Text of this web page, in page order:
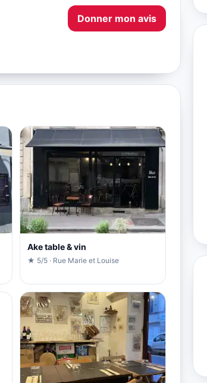
Donner mon avis
Ake table & vin
★ 5/5 · Rue Marie et Louise